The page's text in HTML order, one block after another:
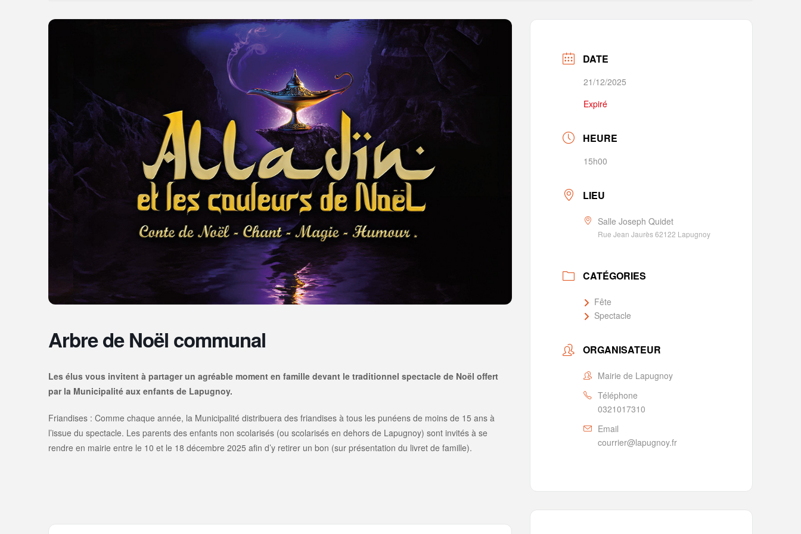
Arbre de Noël communal
Les élus vous invitent à partager un agréable moment en famille devant le traditionnel spectacle de Noël offert
par la Municipalité aux enfants de Lapugnoy.
Friandises : Comme chaque année, la Municipalité distribuera des friandises à tous les punéens de moins de 15 ans à
l’issue du spectacle. Les parents des enfants non scolarisés (ou scolarisés en dehors de Lapugnoy) sont invités à se
rendre en mairie entre le 10 et le 18 décembre 2025 afin d’y retirer un bon (sur présentation du livret de famille).
DATE
21/12/2025
Expiré
HEURE
15h00
LIEU
Salle Joseph Quidet
Rue Jean Jaurès 62122 Lapugnoy
CATÉGORIES
Fête
Spectacle
ORGANISATEUR
Mairie de Lapugnoy
Téléphone
0321017310
Email
courrier@lapugnoy.fr